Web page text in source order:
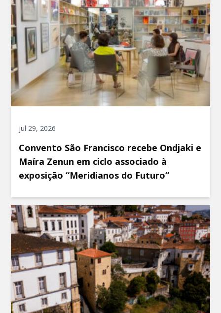
jul 29, 2026
Convento São Francisco recebe Ondjaki e
Maíra Zenun em ciclo associado à
exposição “Meridianos do Futuro”